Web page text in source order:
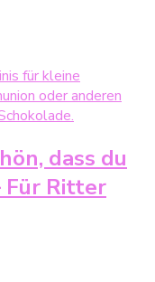
dass du
Für Ritter